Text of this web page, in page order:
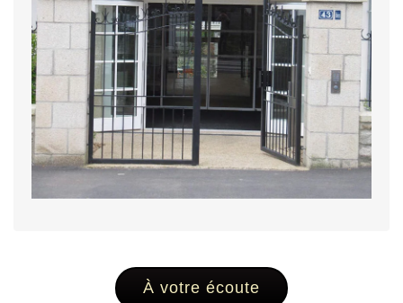
réalisés artisanalement et selon votre demande à
partir de pierre naturelle 100% Bretonne. Que ce soit
pour votre entrée, porche ou terrasse, tous nos piliers
et colonnes sont taillés dans nos ateliers. La finition
se fait selon vos désirs par notre
tailleur de pierre
chevronné.
À votre écoute